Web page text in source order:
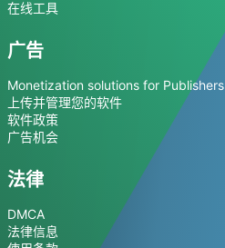
在线工具
广告
Monetization solutions for Publishers
上传并管理您的软件
软件政策
广告机会
法律
DMCA
法律信息